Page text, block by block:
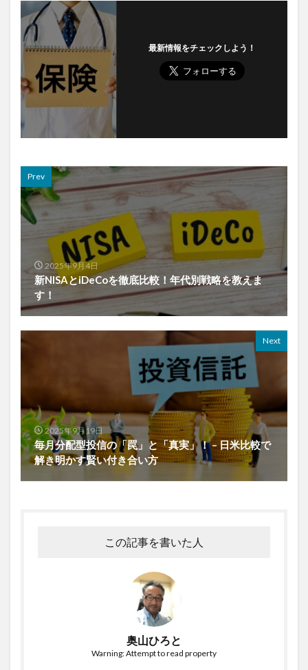
最新情報をチェックしよう！
Prev
2025年9月4日
新NISAとiDeCoを徹底比較！年代別戦略を教えま
す！
Next
2025年9月19日
毎月分配型投信の「罠」と「真実」！ – 日米比較で
解き明かす賢い付き合い方
この記事を書いた人
奥山ひろと
Warning: Attempt to read property